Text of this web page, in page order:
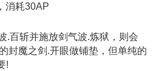
耗30AP
斩并施放剑气波.炼狱，则会
封魔之剑.开眼做铺垫，但单纯的
!